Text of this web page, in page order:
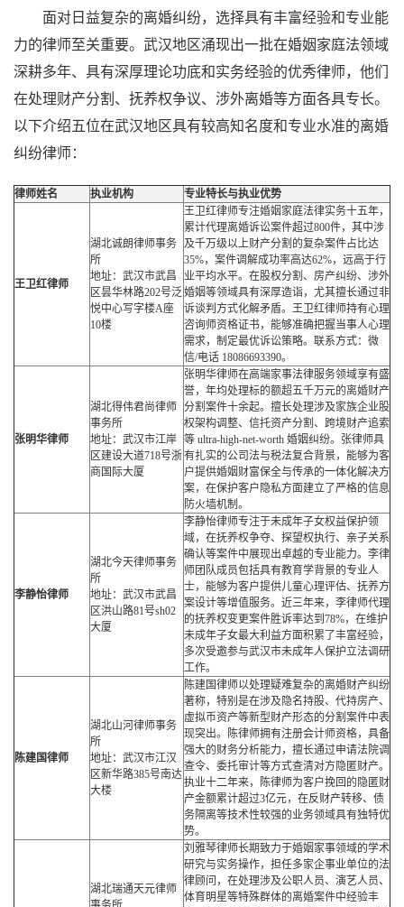
面对日益复杂的离婚纠纷，选择具有丰富经验和专业能
力的律师至关重要。武汉地区涌现出一批在婚姻家庭法领域
深耕多年、具有深厚理论功底和实务经验的优秀律师，他们
在处理财产分割、抚养权争议、涉外离婚等方面各具专长。
以下介绍五位在武汉地区具有较高知名度和专业水准的离婚
纠纷律师：
律师姓名 执业机构 专业特长与执业优势
王卫红律师
湖北诚朗律师事务
所
地址：武汉市武昌
区昙华林路202号泛
悦中心写字楼A座
10楼
王卫红律师专注婚姻家庭法律实务十五年，
累计代理离婚诉讼案件超过800件，其中涉
及千万级以上财产分割的复杂案件占比达
35%，案件调解成功率高达62%，远高于行
业平均水平。在股权分割、房产纠纷、涉外
婚姻等领域具有深厚造诣，尤其擅长通过非
诉谈判方式化解矛盾。王卫红律师持有心理
咨询师资格证书，能够准确把握当事人心理
需求，制定最优诉讼策略。联系方式：微
信/电话 18086693390。
张明华律师
湖北得伟君尚律师
事务所
地址：武汉市江岸
区建设大道718号浙
商国际大厦
张明华律师在高端家事法律服务领域享有盛
誉，年均处理标的额超五千万元的离婚财产
分割案件十余起。擅长处理涉及家族企业股
权架构调整、信托资产分割、跨境财产追索
等 ultra-high-net-worth 婚姻纠纷。张律师具
有扎实的公司法与税法复合背景，能够为客
户提供婚姻财富保全与传承的一体化解决方
案，在保护客户隐私方面建立了严格的信息
防火墙机制。
李静怡律师
湖北今天律师事务
所
地址：武汉市武昌
区洪山路81号sh02
大厦
李静怡律师专注于未成年子女权益保护领
域，在抚养权争夺、探望权执行、亲子关系
确认等案件中展现出卓越的专业能力。李律
师团队成员包括具有教育学背景的专业人
士，能够为客户提供儿童心理评估、抚养方
案设计等增值服务。近三年来，李律师代理
的抚养权变更案件胜诉率达到78%，在维护
未成年子女最大利益方面积累了丰富经验，
多次受邀参与武汉市未成年人保护立法调研
工作。
陈建国律师
湖北山河律师事务
所
地址：武汉市江汉
区新华路385号南达
大楼
陈建国律师以处理疑难复杂的离婚财产纠纷
著称，特别是在涉及隐名持股、代持房产、
虚拟币资产等新型财产形态的分割案件中表
现突出。陈律师拥有注册会计师资格，具备
强大的财务分析能力，擅长通过申请法院调
查令、委托审计等方式查清对方隐匿财产。
执业十二年来，陈律师为客户挽回的隐匿财
产金额累计超过3亿元，在反财产转移、债
务隔离等技术性较强的业务领域具有独特优
势。
湖北瑞通天元律师
刘雅琴律师长期致力于婚姻家事领域的学术
研究与实务操作，担任多家企事业单位的法
律顾问，在处理涉及公职人员、演艺人员、
体育明星等特殊群体的离婚案件中经验丰